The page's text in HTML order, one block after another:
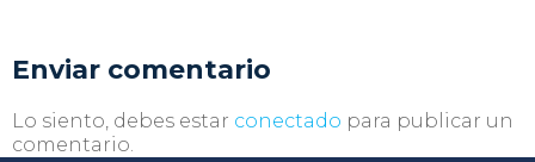
Enviar comentario
Lo siento, debes estar conectado para publicar un
comentario.